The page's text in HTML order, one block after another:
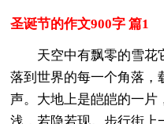
圣诞节的作文900字 篇1
天空中有飘零的雪花
落到世界的每一个角落，
声。大地上是皑皑的一片